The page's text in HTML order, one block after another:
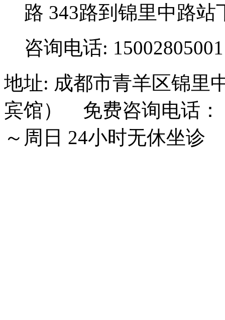
路 343路到锦里中路站
咨询电话: 15002805001
地址: 成都市青羊区锦里
宾馆） 免费咨询电话：
～周日 24小时无休坐诊